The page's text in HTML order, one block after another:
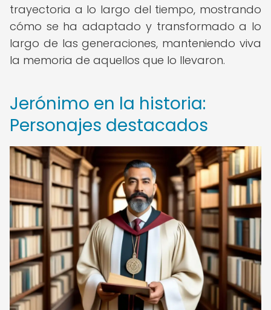
trayectoria a lo largo del tiempo, mostrando
cómo se ha adaptado y transformado a lo
largo de las generaciones, manteniendo viva
la memoria de aquellos que lo llevaron.
Jerónimo en la historia:
Personajes destacados